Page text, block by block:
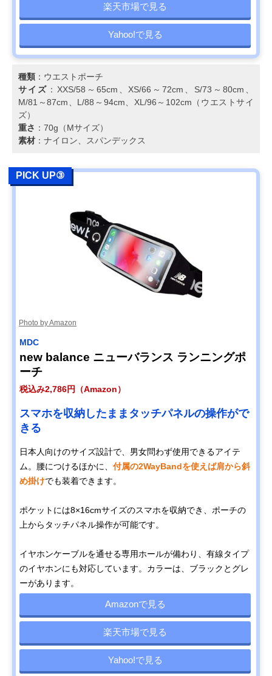
楽天市場で見る
Yahoo!で見る
種類 ：ウエストポーチ
サイズ ：XXS/58～65cm、XS/66～72cm、S/73～80cm、
M/81～87cm、L/88～94cm、XL/96～102cm（ウエストサイ
ズ）
重さ ：70g（Mサイズ）
素材 ：ナイロン、スパンデックス
PICK UP③
Photo by Amazon
MDC
new balance ニューバランス ランニングポ
ーチ
税込み2,786円（Amazon）
スマホを収納したままタッチパネルの操作がで
きる
日本人向けのサイズ設計で、男女問わず使用できるアイテ
ム。腰につけるほかに、 付属の2WayBandを使えば肩から斜
め掛けでも装着できます。
ポケットには8×16cmサイズのスマホを収納でき、ポーチの
上からタッチパネル操作が可能です。
イヤホンケーブルを通せる専用ホールが備わり、有線タイプ
のイヤホンにも対応しています。カラーは、ブラックとグレ
ーがあります。
Amazonで見る
楽天市場で見る
Yahoo!で見る